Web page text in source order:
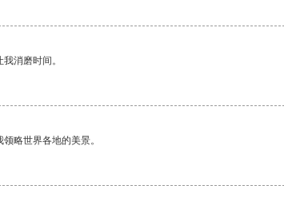
消磨时间。
略世界各地的美景。